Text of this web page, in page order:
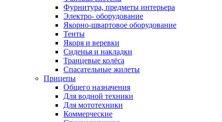
Фурнитура, предметы интерьера
Электро- оборудование
Якорно-швартовое оборудование
Тенты
Якоря и веревки
Сиденья и накладки
Транцевые колёса
Спасательные жилеты
Прицепы
Общего назначения
Для водной техники
Для мототехники
Коммерческие